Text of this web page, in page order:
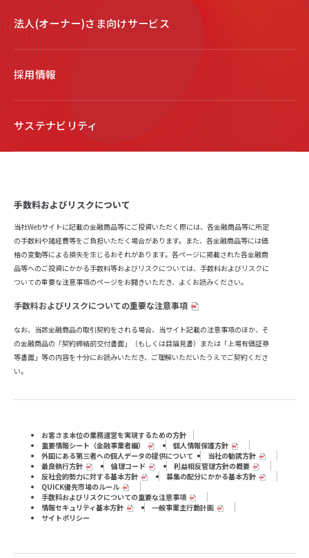
法人(オーナー)さま向けサービス
採用情報
サステナビリティ
手数料およびリスクについて
当社Webサイトに記載の金融商品等にご投資いただく際には、各金融商品等に所定
の手数料や諸経費等をご負担いただく場合があります。また、各金融商品等には価
格の変動等による損失を生じるおそれがあります。各ページに掲載された各金融商
品等へのご投資にかかる手数料等およびリスクについては、手数料およびリスクに
ついての重要な注意事項のページをお開きいただき、よくお読みください。
手数料およびリスクについての重要な注意事項
なお、当該金融商品の取引契約をされる場合、当サイト記載の注意事項のほか、そ
の金融商品の「契約締結前交付書面」（もしくは目論見書）または「上場有価証券
等書面」等の内容を十分にお読みいただき、ご理解いただいたうえでご契約くださ
い。
お客さま本位の業務運営を実現するための方針
重要情報シート（⾦融事業者編）
個人情報保護方針
外国にある第三者への個人データの提供について
当社の勧誘方針
最良執行方針
倫理コード
利益相反管理方針の概要
反社会的勢力に対する基本方針
募集の配分にかかる基本方針
QUICK優先市場のルール
手数料およびリスクについての重要な注意事項
情報セキュリティ基本方針
一般事業主行動計画
サイトポリシー